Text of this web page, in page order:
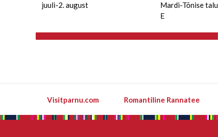
juuli-2. august
Mardi-Tõnise
E
Visitparnu.com Romantiline Rannatee